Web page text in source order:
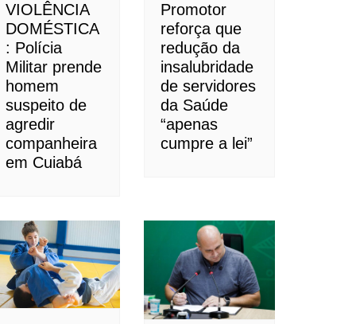
VIOLÊNCIA
DOMÉSTICA
: Polícia
Militar prende
homem
suspeito de
agredir
companheira
em Cuiabá
Promotor
reforça que
redução da
insalubridade
de servidores
da Saúde
“apenas
cumpre a lei”